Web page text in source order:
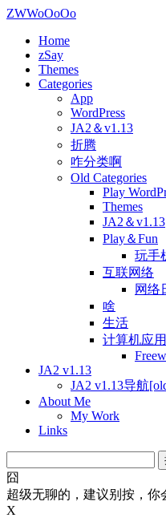
ZWWoOoOo
Home
zSay
Themes
Categories
App
WordPress
JA2＆v1.13
折腾
咋分类啊
Old Categories
Play
Themes
JA2＆v1.13
Play＆Fun
玩手
互联网络
网络
啥
生活
计算机应用
JA2 v1.13
JA2 v1.13导航
About Me
My Work
Links
索：
囧
超级无聊的，建议别按，你
X